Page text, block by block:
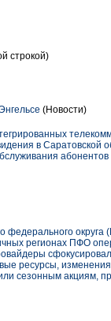
строкой)
(Новости)
в Саратовской
абонентов
федерального округа
регионах ПФО
ресурсы,
сезонным акциям,